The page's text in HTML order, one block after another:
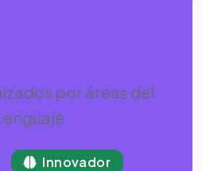
por áreas del
Innovador